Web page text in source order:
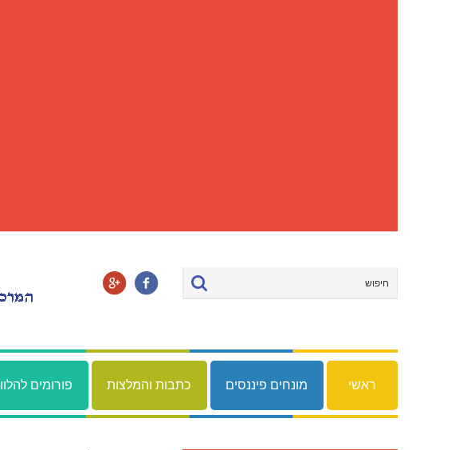
ראשי מונחים פיננסים כתבות והמלצות פורומים